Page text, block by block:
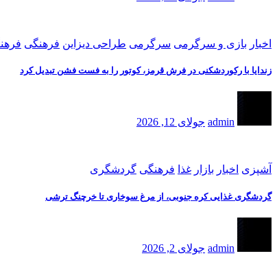
اخبار بازی و سرگرمی سرگرمی طراحی دیزاین فرهنگی
زندایا با رکوردشکنی در فرش قرمز، کوتور را به فست فشن تبدیل کرد
admin جولای 12, 2026
آشپزی اخبار بازار غذا فرهنگی گردشگری
گردشگری غذایی کره جنوبی، از مرغ سوخاری تا خرچنگ ترشی
admin جولای 2, 2026